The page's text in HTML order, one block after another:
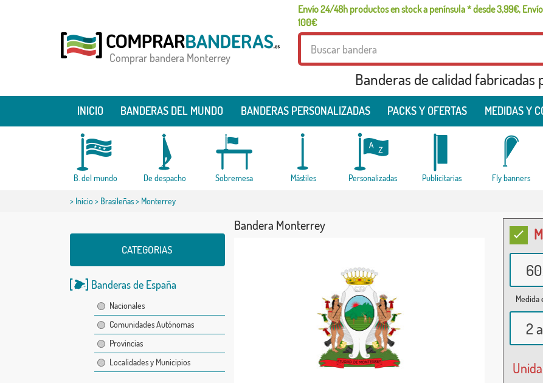
Envío 24/48h productos en stock a península * desde 3,99€,
100€
Comprar bandera Monterrey
Banderas de calidad fabricadas
INICIO BANDERAS DEL MUNDO BANDERAS PERSONALIZADAS PACKS Y OFERTAS MEDIDAS Y
B. del mundo De despacho Sobremesa Mástiles Personalizadas Publicitarias Fly banners
> Inicio> Brasileñas> Monterrey
CATEGORIAS
Banderas de España
Nacionales
Comunidades Autónomas
Provincias
Localidades y Municipios
Bandera Monterrey
Medida
2